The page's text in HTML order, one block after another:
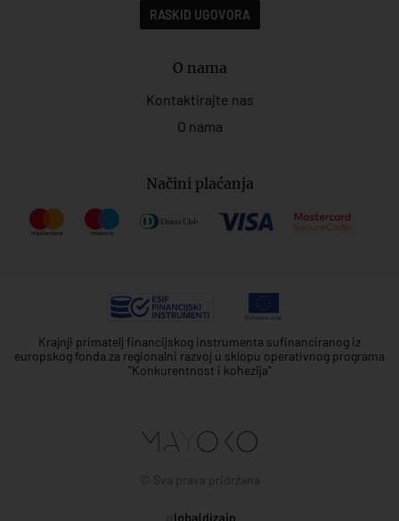
RASKID UGOVORA
O nama
Kontaktirajte nas
O nama
Načini plaćanja
Krajnji primatelj financijskog instrumenta sufinanciranog iz
europskog fonda za regionalni razvoj u sklopu operativnog programa
"Konkurentnost i kohezija"
© Sva prava pridržana